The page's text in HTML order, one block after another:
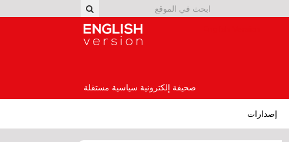
صحيفة إلكترونية سياسية مستقلة
إصدارات